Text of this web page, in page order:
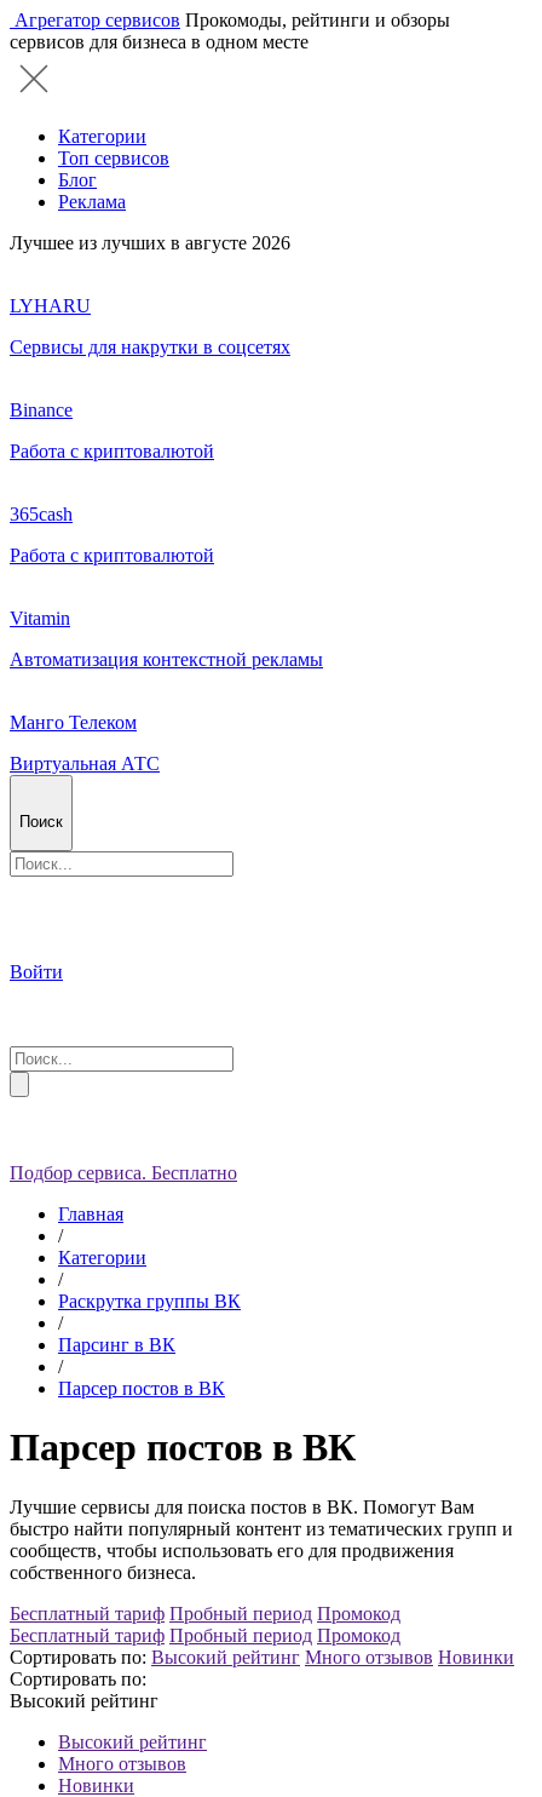
Агрегатор сервисов Прокомоды, рейтинги и обзоры
сервисов для бизнеса в одном месте
Категории
Топ сервисов
Блог
Реклама
Лучшее из лучших в августе 2026
LYHARU
Сервисы для накрутки в соцсетях
Binance
Работа с криптовалютой
365cash
Работа с криптовалютой
Vitamin
Автоматизация контекстной рекламы
Манго Телеком
Виртуальная АТС
Поиск
Войти
Подбор сервиса. Бесплатно
Главная
/
Категории
/
Раскрутка группы ВК
/
Парсинг в ВК
/
Парсер постов в ВК
Парсер постов в ВК
Лучшие сервисы для поиска постов в ВК. Помогут Вам
быстро найти популярный контент из тематических групп и
сообществ, чтобы использовать его для продвижения
собственного бизнеса.
Бесплатный тариф Пробный период Промокод
Бесплатный тариф Пробный период Промокод
Сортировать по: Высокий рейтинг Много отзывов Новинки
Сортировать по:
Высокий рейтинг
Высокий рейтинг
Много отзывов
Новинки